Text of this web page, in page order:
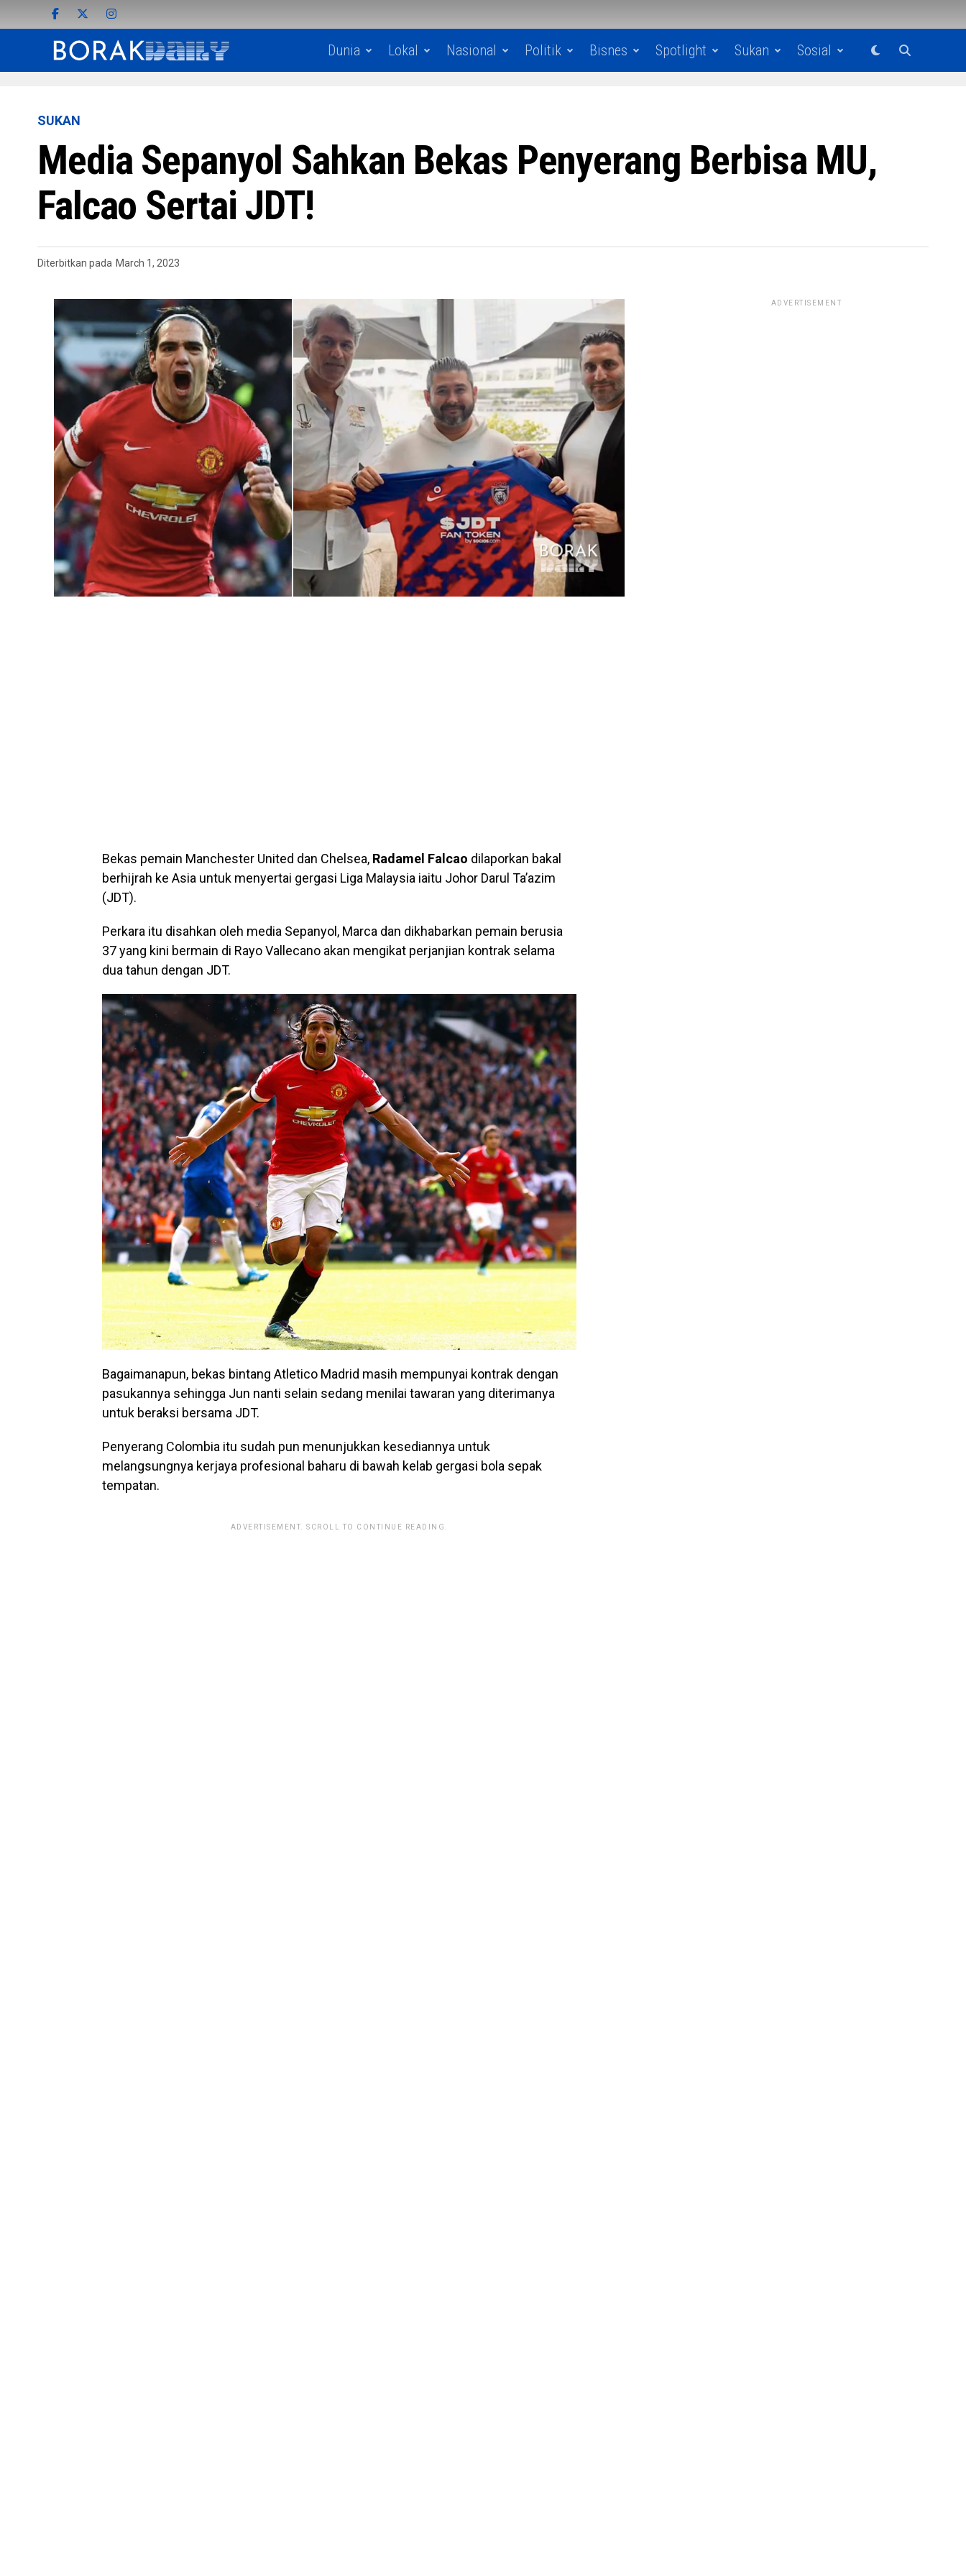
Dunia Lokal Nasional Politik Bisnes Spotlight Sukan Sosial
SUKAN
Media Sepanyol Sahkan Bekas Penyerang Berbisa MU,
Falcao Sertai JDT!
Diterbitkan pada March 1, 2023
Bekas pemain Manchester United dan Chelsea, Radamel Falcao dilaporkan bakal
berhijrah ke Asia untuk menyertai gergasi Liga Malaysia iaitu Johor Darul Ta’azim
(JDT).
Perkara itu disahkan oleh media Sepanyol, Marca dan dikhabarkan pemain berusia
37 yang kini bermain di Rayo Vallecano akan mengikat perjanjian kontrak selama
dua tahun dengan JDT.
Bagaimanapun, bekas bintang Atletico Madrid masih mempunyai kontrak dengan
pasukannya sehingga Jun nanti selain sedang menilai tawaran yang diterimanya
untuk beraksi bersama JDT.
Penyerang Colombia itu sudah pun menunjukkan kesediannya untuk
melangsungnya kerjaya profesional baharu di bawah kelab gergasi bola sepak
tempatan.
ADVERTISEMENT. SCROLL TO CONTINUE READING.
ADVERTISEMENT